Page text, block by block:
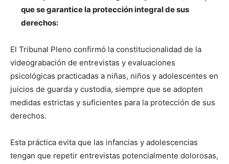
que se garantice la protección integral de sus
derechos:
El Tribunal Pleno confirmó la constitucionalidad de la
videograbación de entrevistas y evaluaciones
psicológicas practicadas a niñas, niños y adolescentes en
juicios de guarda y custodia, siempre que se adopten
medidas estrictas y suficientes para la protección de sus
derechos.
Esta práctica evita que las infancias y adolescencias
tengan que repetir entrevistas potencialmente dolorosas,